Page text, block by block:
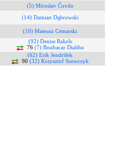
(5) Miroslav Čovilo
(14) Damian Dąbrowski
(10) Mateusz Cetnarski
(92) Deniss Rakels
76 (7) Boubacar Dialiba
(62) Erik Jendrišek
90 (32) Krzysztof Szewczyk